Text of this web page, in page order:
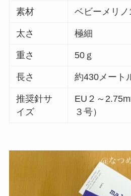
素材 ベビーメリノ
太さ 極細
重さ 50ｇ
長さ 約430メート
推奨針サ
イズ
EU２～
３号）